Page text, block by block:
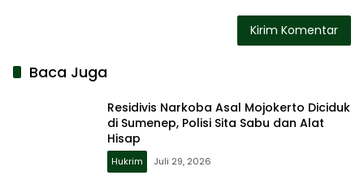
Baca Juga
Residivis Narkoba Asal Mojokerto Diciduk
di Sumenep, Polisi Sita Sabu dan Alat
Hisap
Hukrim Juli 29, 2026